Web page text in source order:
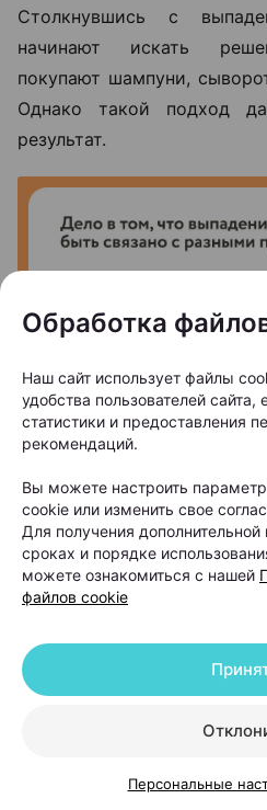
Столкнувшись с
начинают искать
покупают шампуни,
Однако такой подход
результат.
В такой ситуации даже
способен устранить
процедур, а с
оценивает состояние
дополнительные
Обработка
Наш сайт использует файлы
удобства пользователей сайта,
статистики и предоставления
рекомендаций.
Вы можете настроить
cookie или изменить свое
Для получения
сроках и порядке
можете ознакомиться с нашей
файлов cookie
Персональные